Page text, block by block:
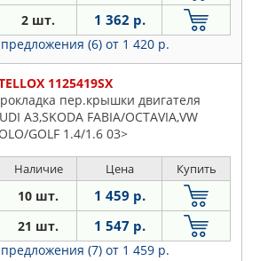
2 шт. 1 362 р.
(6) от 1 420 р.
1125419SX
пер.крышки двигателя
A3,SKODA FABIA/OCTAVIA,VW
GOLF 1.4/1.6 03>
Наличие Цена Купить
10 шт. 1 459 р.
21 шт. 1 547 р.
(7) от 1 459 р.